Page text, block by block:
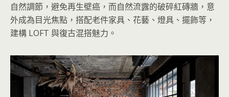
自然調節，避免再生壁癌，而自然流露的破碎紅磚牆，意
外成為目光焦點，搭配老件家具、花藝、燈具、擺飾等，
建構 LOFT 與復古混搭魅力。